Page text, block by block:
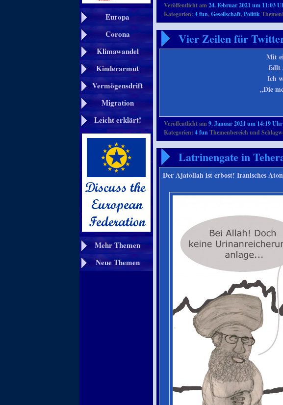
Europa
Corona
Klimawandel
Kinderarmut
Vermögensdrift
Migration
Leicht erklärt!
Mehr Themen
Neue Themen
Veröffentlicht am24. Februar 2021 um 11:03
Kategorien:4 fun,Gesellschaft,Politik
Vier Zeilen für
Mit
fällt
Ich
„Die
Veröffentlicht am9. Januar 2021 um 14:19 Uhr
Kategorien:4 funThemenbereich und
Latrinengate in
Der Ajatollah ist erbost! Iranisches